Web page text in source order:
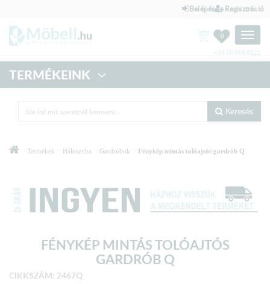
Belépés Regisztráció
Toggle
0
+36 20 318 8122
TERMÉKEINK
Keresés
Termékek Hálószoba Gardróbok Fénykép mintás tolóajtós gardrób Q
FÉNYKÉP MINTÁS TOLÓAJTÓS
GARDRÓB Q
CIKKSZÁM: 2467Q